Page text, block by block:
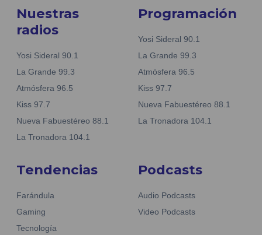
Nuestras
radios
Yosi Sideral 90.1
La Grande 99.3
Atmósfera 96.5
Kiss 97.7
Nueva Fabuestéreo 88.1
La Tronadora 104.1
Programación
Yosi Sideral 90.1
La Grande 99.3
Atmósfera 96.5
Kiss 97.7
Nueva Fabuestéreo 88.1
La Tronadora 104.1
Tendencias
Farándula
Gaming
Tecnología
Podcasts
Audio Podcasts
Video Podcasts